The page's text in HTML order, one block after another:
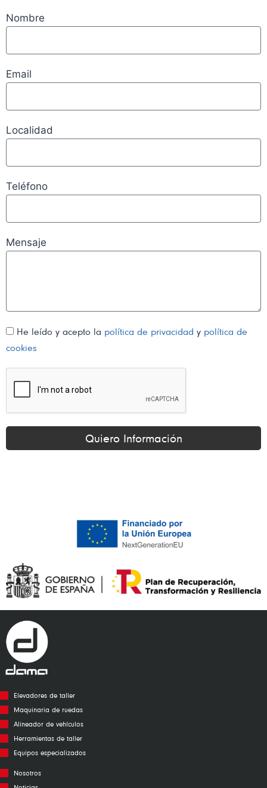
Nombre
Email
Localidad
Teléfono
Mensaje
He leído y acepto la política de privacidad y política de
cookies
Quiero Información
Elevadores de taller
Maquinaria de ruedas
Alineador de vehículos
Herramientas de taller
Equipos especializados
Nosotros